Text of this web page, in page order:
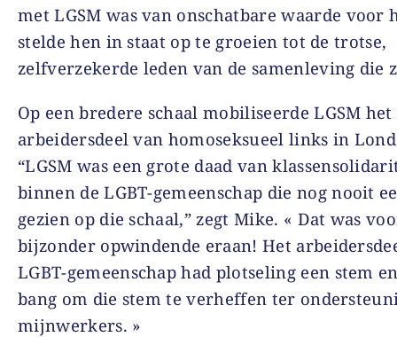
met LGSM was van onschatbare waarde voor
stelde hen in staat op te groeien tot de trotse,
zelfverzekerde leden van de samenleving die
Op een bredere schaal mobiliseerde LGSM het
arbeidersdeel van homoseksueel links in
“LGSM was een grote daad van
binnen de LGBT-gemeenschap die nog nooit
gezien op die schaal,” zegt Mike. « Dat was
bijzonder opwindende eraan! Het
LGBT-gemeenschap had plotseling een stem
bang om die stem te verheffen ter
mijnwerkers. »